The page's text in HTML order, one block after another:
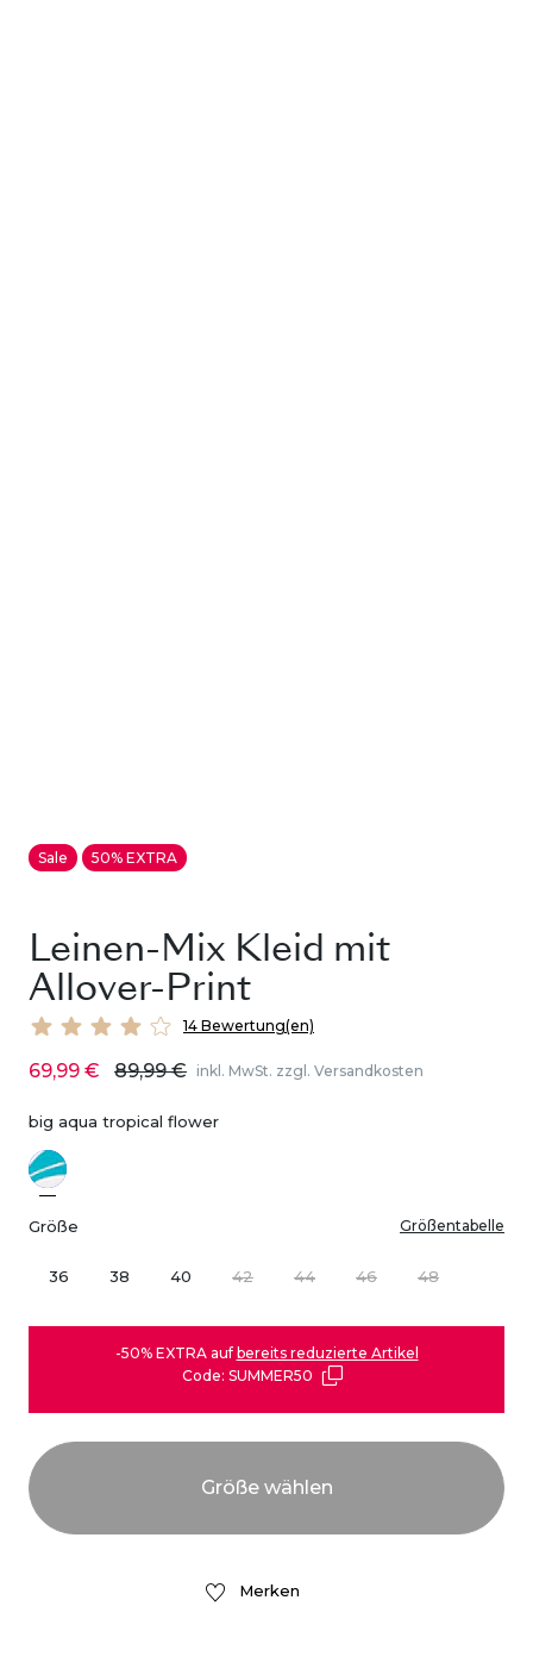
Sale 50% EXTRA
Leinen-Mix Kleid mit
Allover-Print
14 Bewertung(en)
69,99 € 89,99 € inkl. MwSt. zzgl. Versandkosten
big aqua tropical flower
Größe Größentabelle
36 38 40 42 44 46 48
-50% EXTRA auf bereits reduzierte Artikel
Code: SUMMER50
Merken